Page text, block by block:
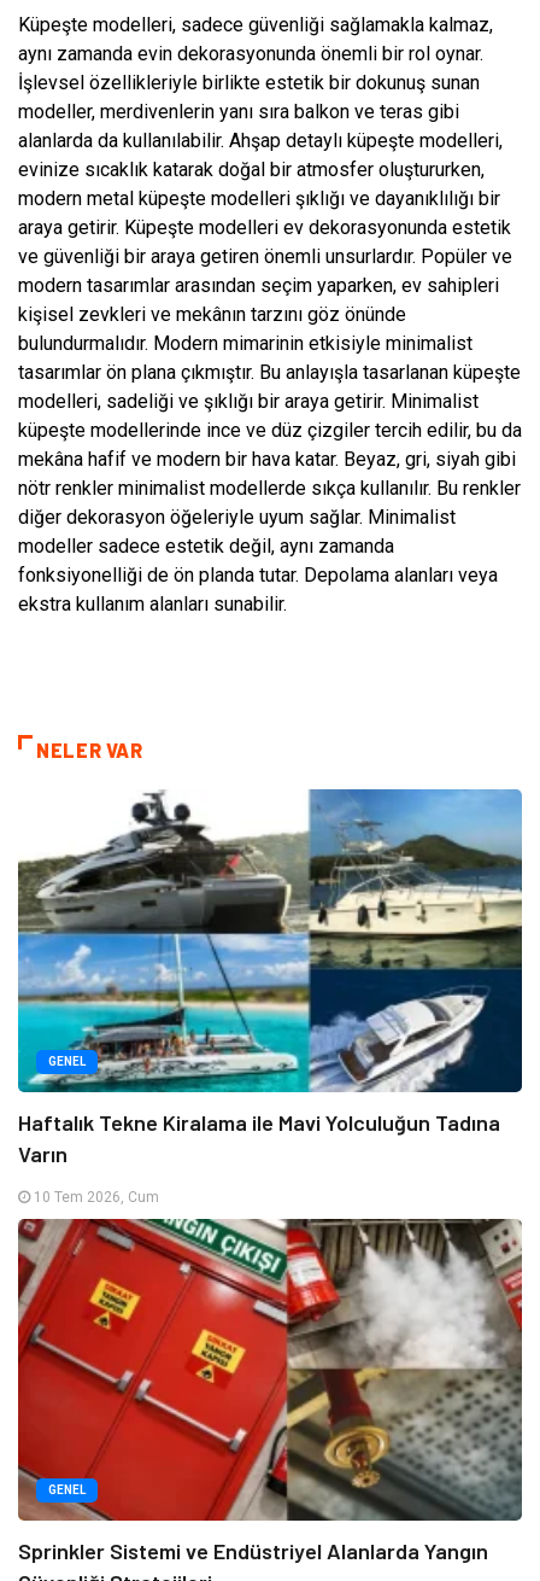
Küpeşte modelleri, sadece güvenliği sağlamakla kalmaz,
aynı zamanda evin dekorasyonunda önemli bir rol oynar.
İşlevsel özellikleriyle birlikte estetik bir dokunuş sunan
modeller, merdivenlerin yanı sıra balkon ve teras gibi
alanlarda da kullanılabilir. Ahşap detaylı küpeşte modelleri,
evinize sıcaklık katarak doğal bir atmosfer oluştururken,
modern metal küpeşte modelleri şıklığı ve dayanıklılığı bir
araya getirir. Küpeşte modelleri ev dekorasyonunda estetik
ve güvenliği bir araya getiren önemli unsurlardır. Popüler ve
modern tasarımlar arasından seçim yaparken, ev sahipleri
kişisel zevkleri ve mekânın tarzını göz önünde
bulundurmalıdır. Modern mimarinin etkisiyle minimalist
tasarımlar ön plana çıkmıştır. Bu anlayışla tasarlanan küpeşte
modelleri, sadeliği ve şıklığı bir araya getirir. Minimalist
küpeşte modellerinde ince ve düz çizgiler tercih edilir, bu da
mekâna hafif ve modern bir hava katar. Beyaz, gri, siyah gibi
nötr renkler minimalist modellerde sıkça kullanılır. Bu renkler
diğer dekorasyon öğeleriyle uyum sağlar. Minimalist
modeller sadece estetik değil, aynı zamanda
fonksiyonelliği de ön planda tutar. Depolama alanları veya
ekstra kullanım alanları sunabilir.
NELER VAR
GENEL
Haftalık Tekne Kiralama ile Mavi Yolculuğun Tadına
Varın
10 Tem 2026, Cum
GENEL
Sprinkler Sistemi ve Endüstriyel Alanlarda Yangın